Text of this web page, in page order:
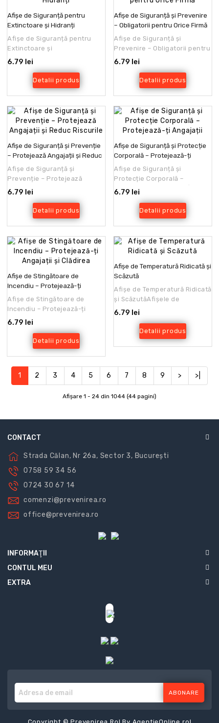
Afișe de Siguranță pentru
Extinctoare și Hidranți
Afișe de Siguranță pentru
Extinctoare și
HidranțiIntroducereSiguranța
la incendiu reprezintă un pilo..
6.79 lei
Detalii produs
Afișe de Siguranță și Prevenire
– Obligatorii pentru Orice Firmă
Afișe de Siguranță și
Prevenire – Obligatorii pentru
Orice FirmăIndiferent că firma
ta activează în ..
6.79 lei
Detalii produs
Afișe de Siguranță și Prevenție
– Protejează Angajații și Reduc
Riscurile
Afișe de Siguranță și
Prevenție – Protejează
Angajații și Reduc
RiscurileSiguranța la locul de
6.79 lei
Detalii produs
Afișe de Siguranță și Protecție
Corporală – Protejează-ți
Angajații
Afișe de Siguranță și
Protecție Corporală –
Protejează-ți AngajațiiÎn
orice companie din România,
6.79 lei
Detalii produs
Afișe de Stingătoare de
Incendiu – Protejează-ți
Angajații și Clădirea
Afișe de Stingătoare de
Incendiu – Protejează-ți
Angajații și ClădireaSiguranța
la locul de muncă nu..
6.79 lei
Detalii produs
Afișe de Temperatură Ridicată și
Scăzută
Afișe de Temperatură Ridicată
și ScăzutăAfișele de
temperatură ridicată și
scăzută sunt esențiale pe..
6.79 lei
Detalii produs
1 2 3 4 5 6 7 8 9 > >|
Afişare 1 - 24 din 1044 (44 pagini)
CONTACT
Strada Călan, Nr 26a, Sector 3, București
0758 59 34 56
0724 30 67 14
comenzi@prevenirea.ro
office@prevenirea.ro
INFORMAŢII
CONTUL MEU
EXTRA
ABONARE